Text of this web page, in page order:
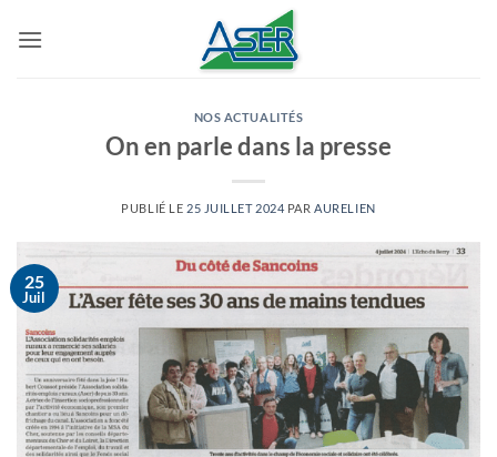
NOS ACTUALITÉS
On en parle dans la presse
PUBLIÉ LE 25 JUILLET 2024 PAR AURELIEN
25
Juil